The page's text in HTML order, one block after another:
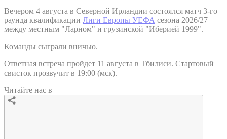
Вечером 4 августа в Северной Ирландии состоялся матч 3-го
раунда квалификации Лиги Европы УЕФА сезона 2026/27
между местным "Ларном" и грузинской "Иберией 1999".
Команды сыграли вничью.
Ответная встреча пройдет 11 августа в Тбилиси. Стартовый
свисток прозвучит в 19:00 (мск).
Читайте нас в